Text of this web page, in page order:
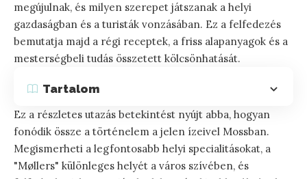
megújulnak, és milyen szerepet játszanak a helyi
gazdaságban és a turisták vonzásában. Ez a felfedezés
bemutatja majd a régi receptek, a friss alapanyagok és a
mesterségbeli tudás összetett kölcsönhatását.
Tartalom
Ez a részletes utazás betekintést nyújt abba, hogyan
fonódik össze a történelem a jelen ízeivel Mossban.
Megismerheti a legfontosabb helyi specialitásokat, a
"Møllers" különleges helyét a város szívében, és